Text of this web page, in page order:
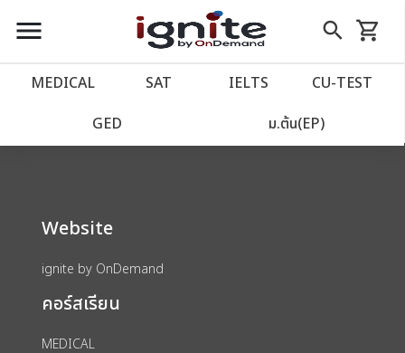
close
account_balance หน้าแรก
เว็บไซต์อิกไนท์
import_contacts วางแผนการเรียน
account_circle เข้าสู่ระบบ
assignment ลงทะเบียน
menu search
Skip
to
shopping_cart
รถเข็น
MEDICAL SAT IELTS CU‑TEST
GED ม.ต้น(EP)
We could not find anything for 80002040
Website
ignite by OnDemand
คอร์สเรียน
MEDICAL